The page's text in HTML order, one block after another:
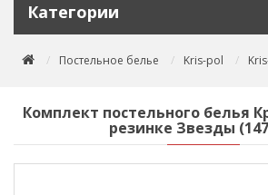
Категории
Постельное белье Kris-pol
Комплект постельного белья
резинке Звезды